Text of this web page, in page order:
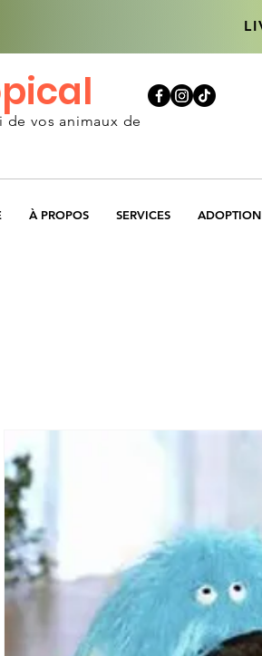
vos animaux de
À PROPOS SERVICES ADOPTION